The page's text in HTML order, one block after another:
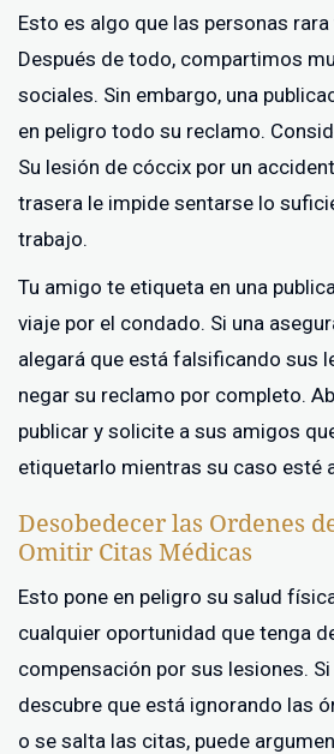
Esto es algo que las personas
Después de todo, compartimos
sociales. Sin embargo, una
en peligro todo su reclamo.
Su lesión de cóccix por un
trasera le impide sentarse lo
trabajo.
Tu amigo te etiqueta en una
viaje por el condado. Si una
alegará que está falsificando sus
negar su reclamo por completo.
publicar y solicite a sus amigos
etiquetarlo mientras su caso esté
Desobedecer las Ordenes
Omitir Citas Médicas
Esto pone en peligro su salud
cualquier oportunidad que tenga
compensación por sus lesiones.
descubre que está ignorando las
o se salta las citas, puede